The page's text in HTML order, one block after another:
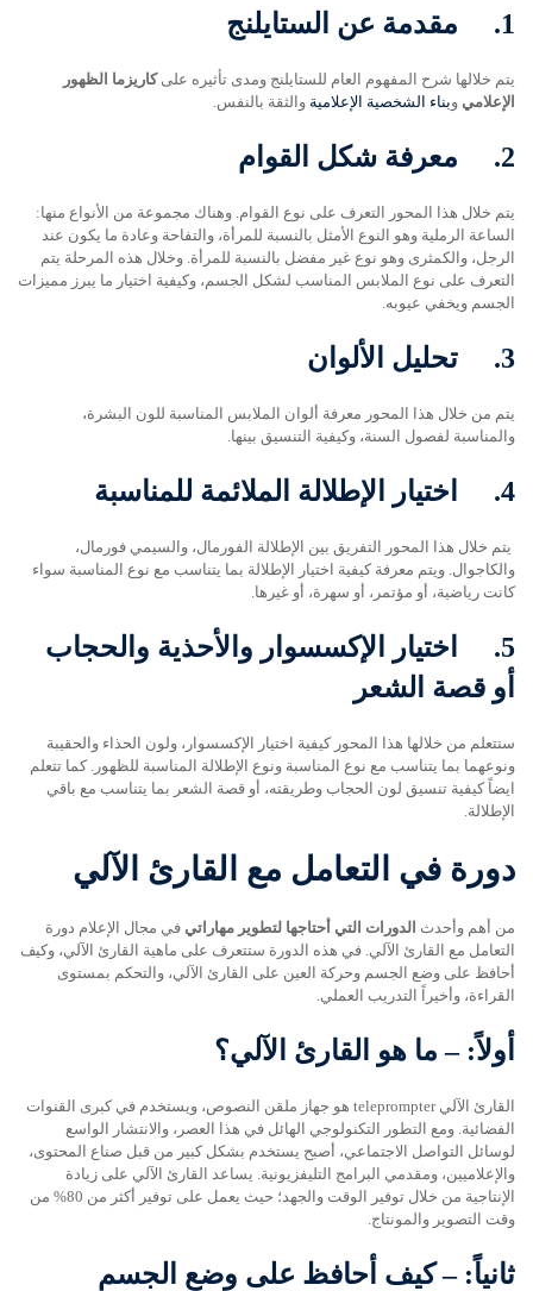
1. مقدمة عن الستايلنج
يتم خلالها شرح المفهوم العام للستايلنج ومدى تأثيره علىكاريزما الظهور
الإعلامي وبناء الشخصية الإعلامية والثقة بالنفس.
2. معرفة شكل القوام
يتم خلال هذا المحور التعرف على نوع القوام. وهناك مجموعة من الأنواع منها:
الساعة الرملية وهو النوع الأمثل بالنسبة للمرأة، والتفاحة وعادة ما يكون عند
الرجل، والكمثرى وهو نوع غير مفضل بالنسبة للمرأة. وخلال هذه المرحلة يتم
التعرف على نوع الملابس المناسب لشكل الجسم، وكيفية اختيار ما يبرز مميزات
الجسم ويخفي عيوبه.
3. تحليل الألوان
يتم من خلال هذا المحور معرفة ألوان الملابس المناسبة للون البشرة،
والمناسبة لفصول السنة، وكيفية التنسيق بينها.
4. اختيار الإطلالة الملائمة للمناسبة
يتم خلال هذا المحور التفريق بين الإطلالة الفورمال، والسيمي فورمال،
والكاجوال. ويتم معرفة كيفية اختيار الإطلالة بما يتناسب مع نوع المناسبة سواء
كانت رياضية، أو مؤتمر، أو سهرة، أو غيرها.
5.
اختيار الإكسسوار والأحذية والحجاب
أو قصة الشعر
ستتعلم من خلالها هذا المحور كيفية اختيار الإكسسوار، ولون الحذاء والحقيبة
ونوعهما بما يتناسب مع نوع المناسبة ونوع الإطلالة المناسبة للظهور. كما تتعلم
ايضاً كيفية تنسيق لون الحجاب وطريقته، أو قصة الشعر بما يتناسب مع باقي
الإطلالة.
دورة في التعامل مع القارئ الآلي
من أهم وأحدث الدورات التي أحتاجها لتطوير مهاراتي في مجال الإعلام دورة
التعامل مع القارئ الآلي. في هذه الدورة ستتعرف على ماهية القارئ الآلي، وكيف
أحافظ على وضع الجسم وحركة العين على القارئ الآلي، والتحكم بمستوى
القراءة، وأخيراً التدريب العملي.
أولاً: – ما هو القارئ الآلي؟
القارئ الآلي teleprompter هو جهاز ملقن النصوص، ويستخدم في كبرى القنوات
الفضائية. ومع التطور التكنولوجي الهائل في هذا العصر، والانتشار الواسع
لوسائل التواصل الاجتماعي، أصبح يستخدم بشكل كبير من قبل صناع المحتوى،
والإعلاميين، ومقدمي البرامج التليفزيونية. يساعد القارئ الآلي على زيادة
الإنتاجية من خلال توفير الوقت والجهد؛ حيث يعمل على توفير أكثر من 80% من
وقت التصوير والمونتاج.
ثانياً: – كيف أحافظ على وضع الجسم